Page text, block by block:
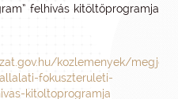
felhívás kitöltőprogramja
kozlemenyek/
fokuszteruleti-
kitoltoprogramja